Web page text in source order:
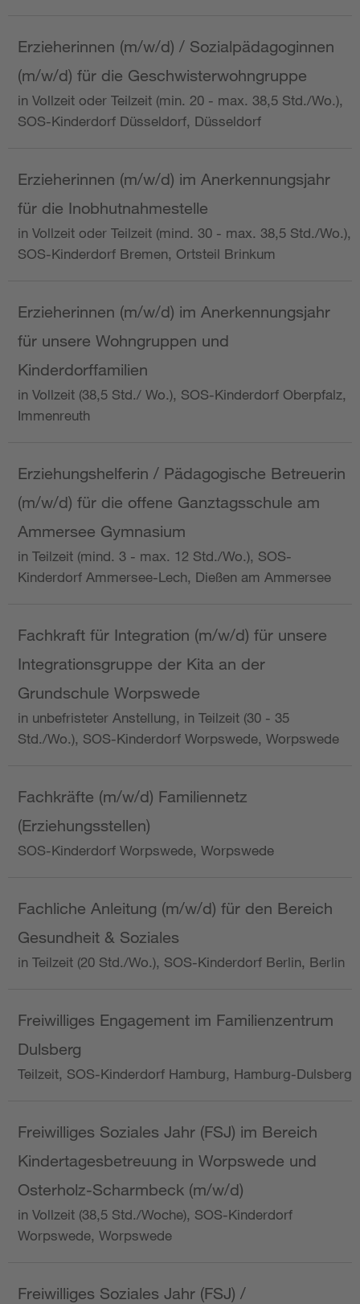
Erzieherinnen (m/w/d) / Sozialpädagoginnen
(m/w/d) für die Geschwisterwohngruppe
in Vollzeit oder Teilzeit (min. 20 - max. 38,5 Std./Wo.),
SOS-Kinderdorf Düsseldorf, Düsseldorf
Erzieherinnen (m/w/d) im Anerkennungsjahr
für die Inobhutnahmestelle
in Vollzeit oder Teilzeit (mind. 30 - max. 38,5 Std./Wo.),
SOS-Kinderdorf Bremen, Ortsteil Brinkum
Erzieherinnen (m/w/d) im Anerkennungsjahr
für unsere Wohngruppen und
Kinderdorffamilien
in Vollzeit (38,5 Std./ Wo.), SOS-Kinderdorf Oberpfalz,
Immenreuth
Erziehungshelferin / Pädagogische Betreuerin
(m/w/d) für die offene Ganztagsschule am
Ammersee Gymnasium
in Teilzeit (mind. 3 - max. 12 Std./Wo.), SOS-
Kinderdorf Ammersee-Lech, Dießen am Ammersee
Fachkraft für Integration (m/w/d) für unsere
Integrationsgruppe der Kita an der
Grundschule Worpswede
in unbefristeter Anstellung, in Teilzeit (30 - 35
Std./Wo.), SOS-Kinderdorf Worpswede, Worpswede
Fachkräfte (m/w/d) Familiennetz
(Erziehungsstellen)
SOS-Kinderdorf Worpswede, Worpswede
Fachliche Anleitung (m/w/d) für den Bereich
Gesundheit & Soziales
in Teilzeit (20 Std./Wo.), SOS-Kinderdorf Berlin, Berlin
Freiwilliges Engagement im Familienzentrum
Dulsberg
Teilzeit, SOS-Kinderdorf Hamburg, Hamburg-Dulsberg
Freiwilliges Soziales Jahr (FSJ) im Bereich
Kindertagesbetreuung in Worpswede und
Osterholz-Scharmbeck (m/w/d)
in Vollzeit (38,5 Std./Woche), SOS-Kinderdorf
Worpswede, Worpswede
Freiwilliges Soziales Jahr (FSJ) /